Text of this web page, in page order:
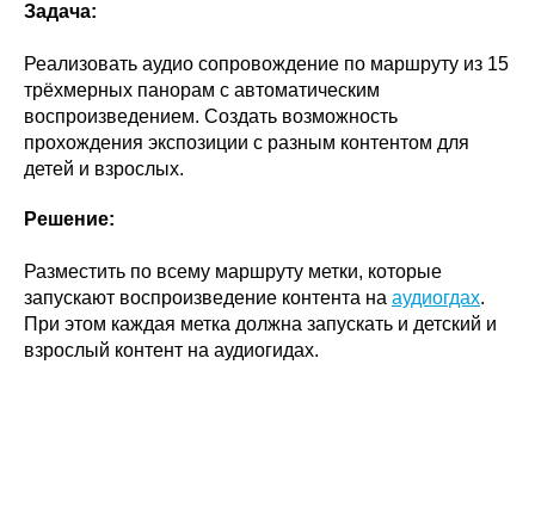
Задача:
Реализовать аудио сопровождение по маршруту из 15
трёхмерных панорам с автоматическим
воспроизведением. Создать возможность
прохождения экспозиции с разным контентом для
детей и взрослых.
Решение:
Разместить по всему маршруту метки, которые
запускают воспроизведение контента на аудиогдах.
При этом каждая метка должна запускать и детский и
взрослый контент на аудиогидах.